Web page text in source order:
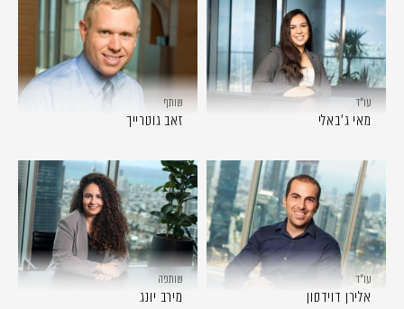
עו״ד
מאי ג׳באלי
שותף
זאב גוטרייך
עו״ד
אלירן דוידסון
שותפה
מירב יונג